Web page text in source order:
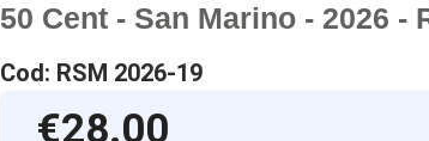
50 Cent - San Marino - 2026 -
Cod: RSM 2026-19
€28.00